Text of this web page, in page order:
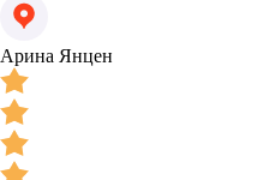
Арина Янцен